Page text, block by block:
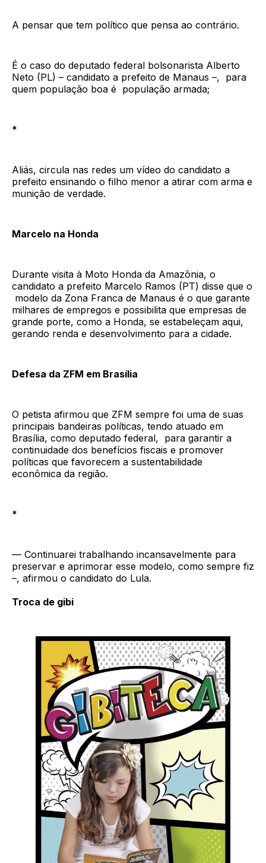
A pensar que tem político que pensa ao contrário.
É o caso do deputado federal bolsonarista Alberto
Neto (PL) – candidato a prefeito de Manaus –, para
quem população boa é população armada;
*
Aliás, circula nas redes um vídeo do candidato a
prefeito ensinando o filho menor a atirar com arma e
munição de verdade.
Marcelo na Honda
Durante visita à Moto Honda da Amazônia, o
candidato a prefeito Marcelo Ramos (PT) disse que o
modelo da Zona Franca de Manaus é o que garante
milhares de empregos e possibilita que empresas de
grande porte, como a Honda, se estabeleçam aqui,
gerando renda e desenvolvimento para a cidade.
Defesa da ZFM em Brasília
O petista afirmou que ZFM sempre foi uma de suas
principais bandeiras políticas, tendo atuado em
Brasília, como deputado federal, para garantir a
continuidade dos benefícios fiscais e promover
políticas que favorecem a sustentabilidade
econômica da região.
*
— Continuarei trabalhando incansavelmente para
preservar e aprimorar esse modelo, como sempre fiz
–, afirmou o candidato do Lula.
Troca de gibi